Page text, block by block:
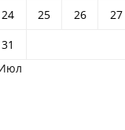
24
25 26 27
31